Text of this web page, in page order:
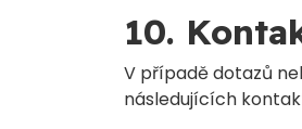
10.
V případě dotazů
následujících